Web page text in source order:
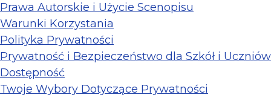
Prawa Autorskie i Użycie Scenopisu
Warunki Korzystania
Polityka Prywatności
Prywatność i Bezpieczeństwo dla Szkół i Uczniów
Dostępność
Twoje Wybory Dotyczące Prywatności